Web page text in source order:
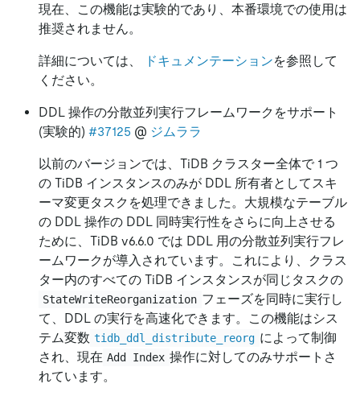
現在、この機能は実験的であり、本番環境での使用は
推奨されません。
詳細については、 ドキュメンテーションを参照して
ください。
DDL 操作の分散並列実行フレームワークをサポート
(実験的) #37125 @ ジムララ
以前のバージョンでは、TiDB クラスター全体で 1 つ
の TiDB インスタンスのみが DDL 所有者としてスキ
ーマ変更タスクを処理できました。大規模なテーブル
の DDL 操作の DDL 同時実行性をさらに向上させる
ために、TiDB v6.6.0 では DDL 用の分散並列実行フレ
ームワークが導入されています。これにより、クラス
ター内のすべての TiDB インスタンスが同じタスクの
StateWriteReorganization フェーズを同時に実行し
て、DDL の実行を高速化できます。この機能はシス
テム変数 tidb_ddl_distribute_reorg によって制御
され、現在 Add Index 操作に対してのみサポートさ
れています。